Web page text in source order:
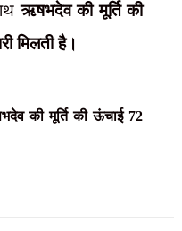
ऋषभदेव की मूर्ति की
मिलती है।
की मूर्ति की ऊंचाई 72